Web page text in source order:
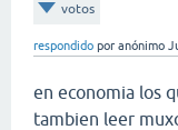
votos
respondido por anónimo
en economia los
tambien leer